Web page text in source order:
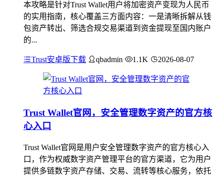
本攻略是针对Trust Wallet用户将加密资产变现为人民币
的实用指南，核心覆盖三方面内容：一是清晰拆解从钱
包资产转出、筛选合规交易渠道到资金提现至国内账户
的...
Trust安卓版下载 qbadmin 1.1K 2026-08-07
Trust Wallet官网，安全管理数字资产的官方核
心入口
Trust Wallet官网是用户安全管理数字资产的官方核心入
口，作为权威数字资产管理平台的官方渠道，它为用户
提供多链数字资产存储、交易、流转等核心服务，依托